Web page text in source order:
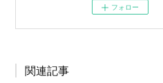
フォロー
関連記事